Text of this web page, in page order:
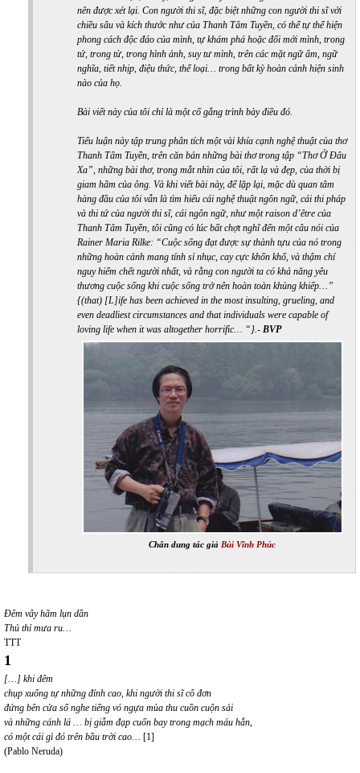
nên được xét lại. Con người thi sĩ, đặc biệt những con người thi sĩ với
chiều sâu và kích thước như của Thanh Tâm Tuyền, có thể tự thể hiện
phong cách độc đáo của mình, tự khám phá hoặc đổi mới mình, trong
tứ, trong từ, trong hình ảnh, suy tư mình, trên các mặt ngữ âm, ngữ
nghĩa, tiết nhịp, điệu thức, thể loại… trong bất kỳ hoàn cảnh hiện sinh
nào của họ.
Bài viết này của tôi chỉ là một cố gắng trình bày điều đó.
Tiểu luận này tập trung phân tích một vài khía cạnh nghệ thuật của thơ
Thanh Tâm Tuyền, trên căn bản những bài thơ trong tập “Thơ Ở Đâu
Xa”, những bài thơ, trong mắt nhìn của tôi, rất lạ và đẹp, của thời bị
giam hãm của ông. Và khi viết bài này, để lặp lại, mặc dù quan tâm
hàng đầu của tôi vẫn là tìm hiểu cái nghệ thuật ngôn ngữ, cái thi pháp
và thi tứ của người thi sĩ, cái ngôn ngữ, như mộtraison d’être của
Thanh Tâm Tuyền, tôi cũng có lúc bất chợt nghĩ đến một câu nói của
Rainer Maria Rilke: “Cuộc sống đạt được sự thành tựu của nó trong
những hoàn cảnh mang tính sỉ nhục, cay cực khốn khổ, và thậm chí
nguy hiểm chết người nhất, và rằng con người ta có khả năng yêu
thương cuộc sống khi cuộc sống trở nên hoàn toàn khủng khiếp…”
{(that) [L]ife has been achieved in the most insulting, grueling, and
even deadliest circumstances and that individuals were capable of
loving life when it was altogether horrific… “}.- BVP
Chân dung tác giả Bùi Vĩnh Phúc
Đêm vây hãm lụn dần
Thủ thỉ mưa ru…
TTT
1
[…] khi đêm
chụp xuống tự những đỉnh cao, khi người thi sĩ cô đơn
đứng bên cửa sổ nghe tiếng vó ngựa mùa thu cuồn cuộn sải
và những cánh lá … bị giẫm đạp cuốn bay trong mạch máu hắn,
có một cái gì đó trên bầu trời cao… [1]
(Pablo Neruda)